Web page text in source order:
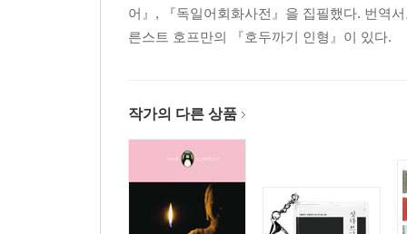
어』, 『독일어회화사전』을 집필했다. 번역
른스트 호프만의 『호두까기 인형』이 있다.
작가의 다른 상품